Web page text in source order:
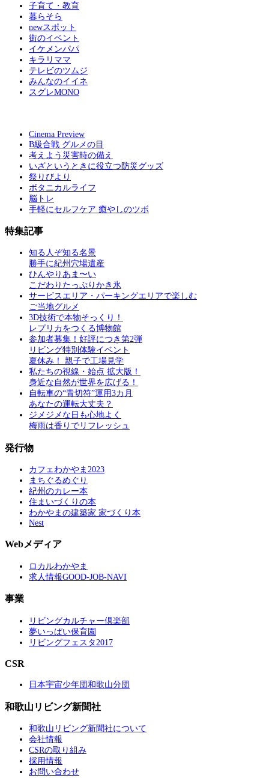
子育て・教育
暮らそら
newスポット
街のイベント
イケメンパパ
キラリママ
テレビのツムジ
みんなのイイネ
スグレMONO
Cinema Preview
B級合戦 グルメの目
考えよう災害時の備え
いざというときに役立つ防災グッズ
祭りびより
ボタニカルライフ
脳トレ
手軽にセルフケア 癒やしのツボ
特集記事
知る人ぞ知る名景
勝手に紀州穴場遺産
ひんやりあま〜い
こだわりたっぷりかき氷
サービスエリア・パーキングエリアで楽しむ
ご当地グルメ
3D技術で本物そっくり！
レプリカをつくる博物館
参加者募集！好評につき第2弾
リビング特別体験イベント
夏休み！ 親子で工場見学
私たちの視線・始点 拡大版！
身近な自然が世界を広げる！
自転車の“青切符”運用3カ月
あなたの運転大丈夫？
ジメジメな日も心地よく
梅雨は香りでリフレッシュ
発行物
カフェわかやま2023
まちぐるめぐり
紀州のカレー本
住まいづくりの本
わかやまの建築家 家づくり本
Nest
Webメディア
ロカルわかやま
求人情報GOOD-JOB-NAVI
事業
リビングカルチャー倶楽部
夢いっぱい保育園
リビングフェスタ2017
CSR
日本宇宙少年団和歌山分団
和歌山リビング新聞社
和歌山リビング新聞社について
会社情報
CSRの取り組み
採用情報
お問い合わせ